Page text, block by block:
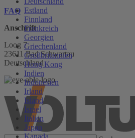
Estland
Finnland
Frankreich
Georgien
Griechenland
Großbritannien
Hong Kong
Indien
Indonesien
Irland
Island
Israel
Italien
Japan
Kanada
FAQ
Anschrift
Loog 7
23611 Bad Schwartau
Deutschland